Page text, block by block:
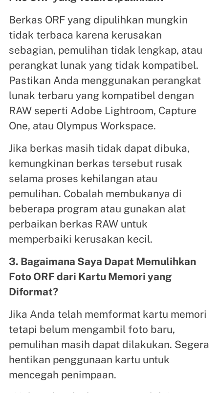
Berkas ORF yang dipulihkan mungkin
tidak terbaca karena kerusakan
sebagian, pemulihan tidak lengkap, atau
perangkat lunak yang tidak kompatibel.
Pastikan Anda menggunakan perangkat
lunak terbaru yang kompatibel dengan
RAW seperti Adobe Lightroom, Capture
One, atau Olympus Workspace.
Jika berkas masih tidak dapat dibuka,
kemungkinan berkas tersebut rusak
selama proses kehilangan atau
pemulihan. Cobalah membukanya di
beberapa program atau gunakan alat
perbaikan berkas RAW untuk
memperbaiki kerusakan kecil.
3. Bagaimana Saya Dapat Memulihkan
Foto ORF dari Kartu Memori yang
Diformat?
Jika Anda telah memformat kartu memori
tetapi belum mengambil foto baru,
pemulihan masih dapat dilakukan. Segera
hentikan penggunaan kartu untuk
mencegah penimpaan.